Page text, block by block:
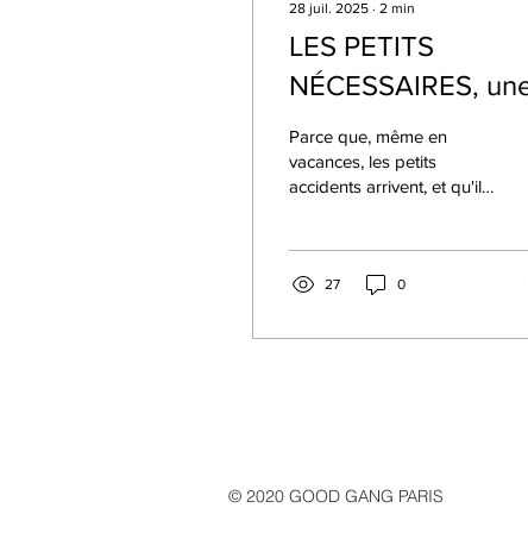
28 juil. 2025 ∙ 2 min
LES PETITS
NÉCESSAIRES, une
collection
Parce que, même en
vacances, les petits
accidents arrivent, et qu'il
d'avoir sous la main de
en urgence !
27 0
© 2020 GOOD GANG PARIS